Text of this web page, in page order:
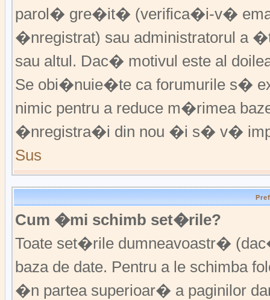
parol� gre�it� (verifica�i-v�
�nregistrat) sau administratorul a
sau altul. Dac� motivul este al
Se obi�nuie�te ca forumurile s�
nimic pentru a reduce m�rimea
�nregistra�i din nou �i s� v�
Sus
Cum �mi schimb set�rile?
Toate set�rile dumneavoastr�
baza de date. Pentru a le schimba
�n partea superioar� a paginilor